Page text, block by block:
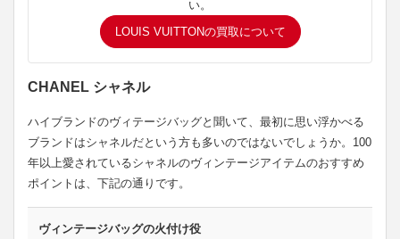
い。
LOUIS VUITTONの買取について
CHANEL シャネル
ハイブランドのヴィテージバッグと聞いて、最初に思い浮かべる
ブランドはシャネルだという方も多いのではないでしょうか。100
年以上愛されているシャネルのヴィンテージアイテムのおすすめ
ポイントは、下記の通りです。
ヴィンテージバッグの火付け役